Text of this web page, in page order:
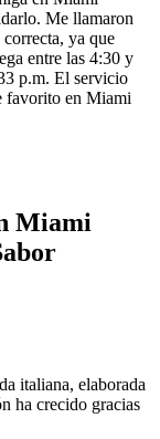
Me llamaron
ya que
entre las 4:30 y
p.m. El servicio
favorito en Miami
Miami
italiana, elaborada
ha crecido gracias